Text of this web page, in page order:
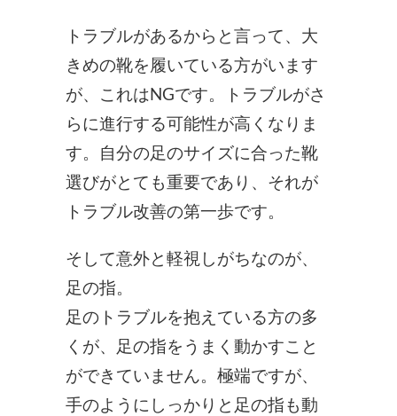
トラブルがあるからと言って、大
きめの靴を履いている方がいます
が、これはNGです。
トラブルがさ
らに進行する可能性が高くなりま
す。 自分の足のサイズに合った靴
選びがとても重要であり、それが
トラブル改善の第一歩です。
そして意外と軽視しがちなのが、
足の指。
足のトラブルを抱えている方の多
くが、足の指をうまく動かすこと
ができていません。 極端ですが、
手のようにしっかりと足の指も動